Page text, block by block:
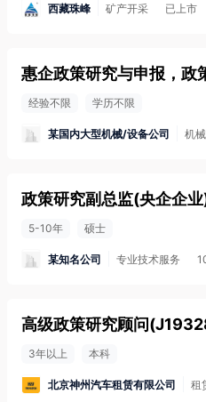
西藏珠峰 矿产开采 已上市
惠企政策研究与申报，政
经验不限 学历不限
某国内大型机械/设备公司 机
政策研究副总监(央企企
5-10年 硕士
某知名公司 专业技术服务
高级政策研究顾问
3年以上 本科
北京神州汽车租赁有限公司 租